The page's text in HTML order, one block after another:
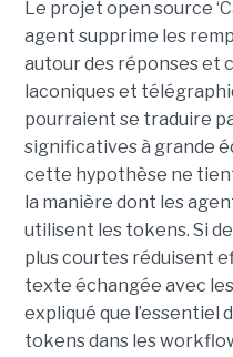
Le projet open source
agent supprime les
autour des réponses et
laconiques et
pourraient se traduire
significatives à grande
cette hypothèse ne
la manière dont les
utilisent les tokens. Si
plus courtes réduisent
texte échangée avec
expliqué que l’essentiel
tokens dans les